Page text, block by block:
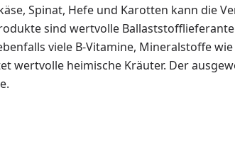
Spinat, Hefe und Karotten kann die
sind wertvolle
viele B-Vitamine, Mineralstoffe wie
wertvolle heimische Kräuter. Der